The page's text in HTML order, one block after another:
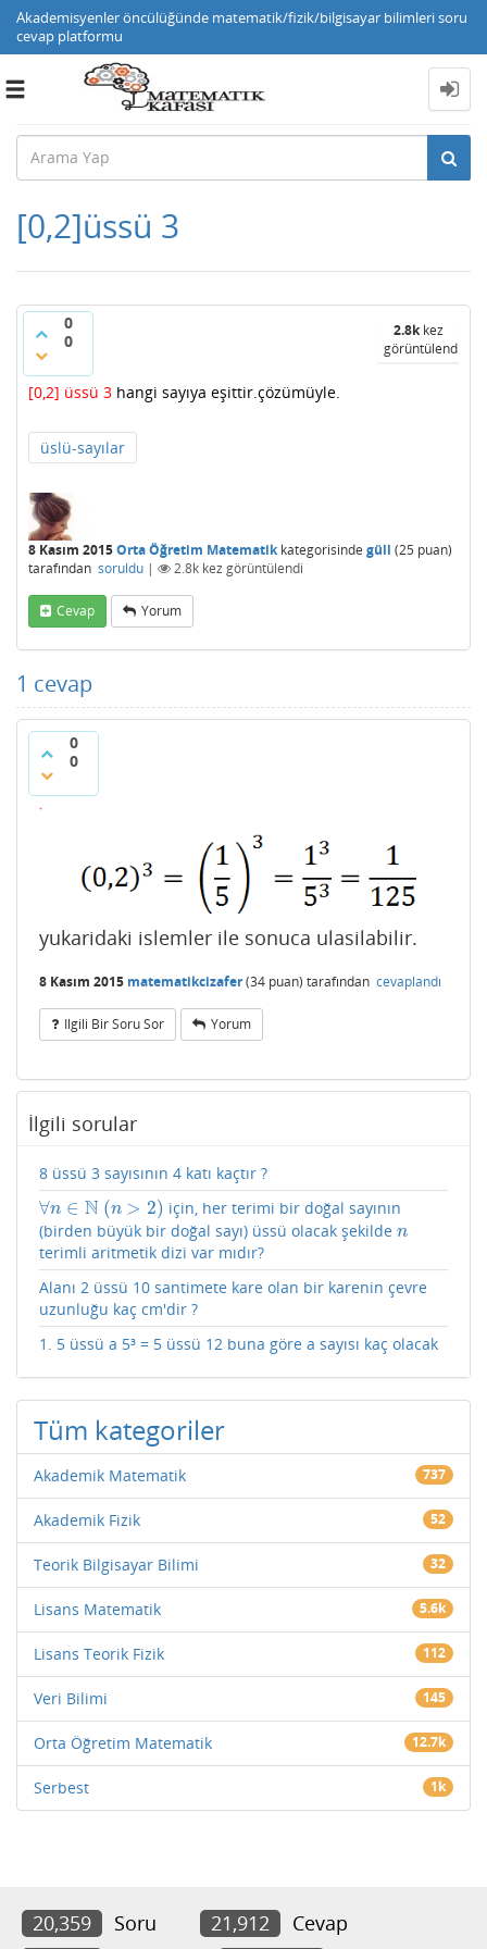
Akademisyenler öncülüğünde matematik/fizik/bilgisayar bilimleri soru
cevap platformu
Toggle
[0,2]üssü 3
0
0
2.8kkez
görüntülendi
[0,2] üssü 3 hangi sayıya eşittir.çözümüyle.
üslü-sayılar
8 Kasım 2015Orta Öğretim Matematikkategorisinde güll (25 puan)
tarafından soruldu | 2.8k kez görüntülendi
Cevap Yorum
1 cevap
0
0
yukaridaki islemler ile sonuca ulasilabilir.
8 Kasım 2015 matematikcizafer(34 puan) tarafından cevaplandı
Ilgili Bir Soru Sor Yorum
İlgili sorular
8 üssü 3 sayısının 4 katı kaçtır ?
∀n ∈ N (n > 2)
∀n∈N (n >2)
için, her terimi bir doğal sayının
(birden büyük bir doğal sayı) üssü olacak şekilde n
n
terimli aritmetik dizi var mıdır?
Alanı 2 üssü 10 santimete kare olan bir karenin çevre
uzunluğu kaç cm'dir ?
1. 5 üssü a 5³ = 5 üssü 12 buna göre a sayısı kaç olacak
Tüm kategoriler
Akademik Matematik 737
Akademik Fizik 52
Teorik Bilgisayar Bilimi 32
Lisans Matematik 5.6k
Lisans Teorik Fizik 112
Veri Bilimi 145
Orta Öğretim Matematik 12.7k
Serbest 1k
20,359 Soru 21,912
Cevap